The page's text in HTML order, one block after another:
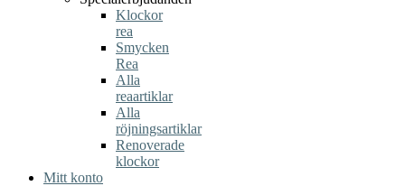
Klockor
rea
Smycken
Rea
Alla
reaartiklar
Alla
röjningsartiklar
Renoverade
klockor
Mitt konto